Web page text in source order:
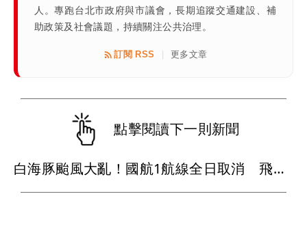
人。專跑台北市政府與市議會，長期追蹤交通建設、補
助政策及社會議題，持續關注公共治理。
訂閱 RSS 更多文章
點擊閱讀下一則新聞
白海豚颱風大亂！國航1航線全日取消 飛日韓都受影響